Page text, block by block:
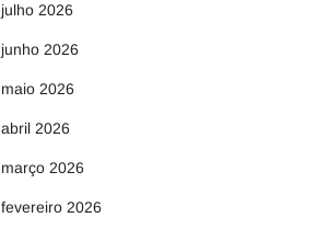
julho 2026
junho 2026
maio 2026
abril 2026
março 2026
fevereiro 2026